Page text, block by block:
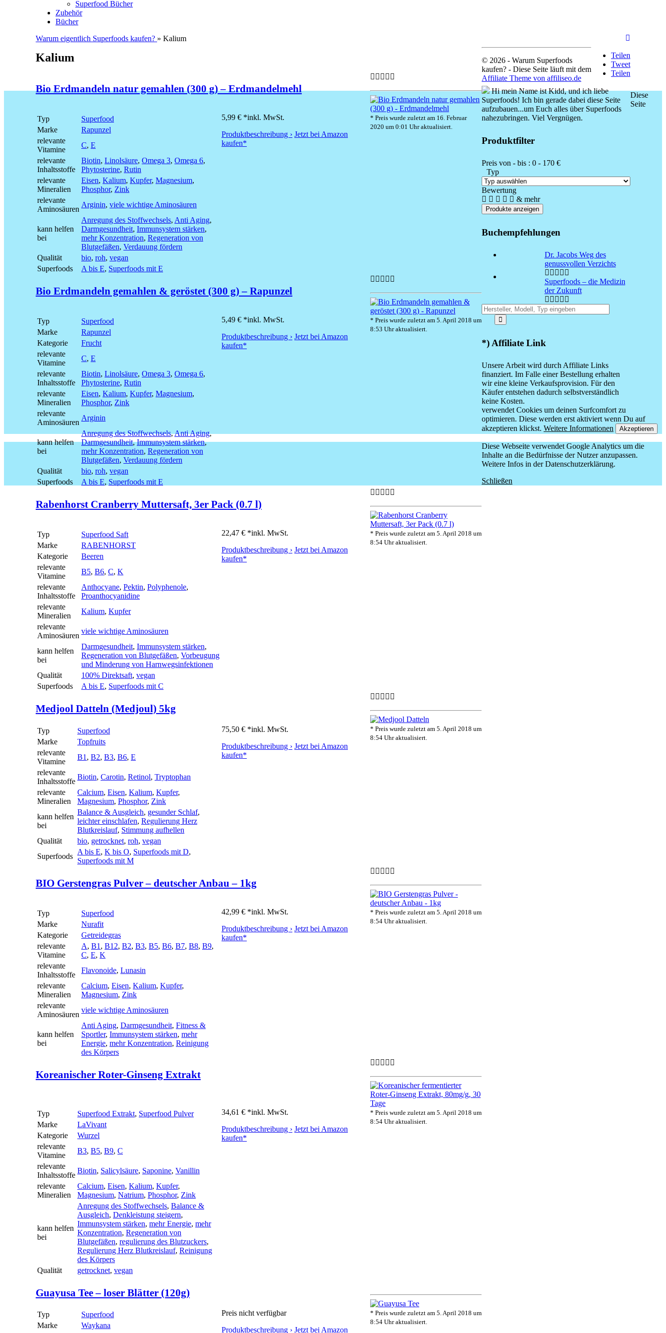
Superfood Bücher
Zubehör
Bücher
Warum eigentlich Superfoods kaufen? » Kalium
Teilen
Tweet
Teilen
Kalium
Bio Erdmandeln natur gemahlen (300 g) – Erdmandelmehl
Typ
Superfood
Marke
Rapunzel
relevante
Vitamine
C, E
relevante
Inhaltsstoffe
Biotin, Linolsäure, Omega 3, Omega 6,
Phytosterine, Rutin
relevante
Mineralien
Eisen, Kalium, Kupfer, Magnesium,
Phosphor, Zink
relevante
Aminosäuren
Arginin, viele wichtige Aminosäuren
kann helfen
bei
Anregung des Stoffwechsels, Anti Aging,
Darmgesundheit, Immunsystem stärken,
mehr Konzentration, Regeneration von
Blutgefäßen, Verdauung fördern
Qualität
bio, roh, vegan
Superfoods
A bis E, Superfoods mit E
5,99 € *inkl. MwSt.
Produktbeschreibung › Jetzt bei Amazon
kaufen*
* Preis wurde zuletzt am 16. Februar
2020 um 0:01 Uhr aktualisiert.
Bio Erdmandeln gemahlen & geröstet (300 g) – Rapunzel
Typ
Superfood
Marke
Rapunzel
Kategorie
Frucht
relevante
Vitamine
C, E
relevante
Inhaltsstoffe
Biotin, Linolsäure, Omega 3, Omega 6,
Phytosterine, Rutin
relevante
Mineralien
Eisen, Kalium, Kupfer, Magnesium,
Phosphor, Zink
relevante
Aminosäuren
Arginin
kann helfen
bei
Anregung des Stoffwechsels,Anti Aging,
Darmgesundheit,Immunsystem stärken,
mehr Konzentration, Regeneration von
Blutgefäßen, Verdauung fördern
Qualität
bio, roh, vegan
Superfoods
A bis E, Superfoods mit E
5,49 € *inkl. MwSt.
Produktbeschreibung › Jetzt bei Amazon
kaufen*
* Preis wurde zuletzt am 5. April 2018 um
8:53 Uhr aktualisiert.
Rabenhorst Cranberry Muttersaft, 3er Pack (0.7 l)
Typ
Superfood Saft
Marke
RABENHORST
Kategorie
Beeren
relevante
Vitamine
B5, B6, C, K
relevante
Inhaltsstoffe
Anthocyane, Pektin, Polyphenole,
Proanthocyanidine
relevante
Mineralien
Kalium, Kupfer
relevante
Aminosäuren
viele wichtige Aminosäuren
kann helfen
bei
Darmgesundheit, Immunsystem stärken,
Regeneration von Blutgefäßen, Vorbeugung
und Minderung von Harnwegsinfektionen
Qualität
100% Direktsaft, vegan
Superfoods
A bis E, Superfoods mit C
22,47 € *inkl. MwSt.
Produktbeschreibung › Jetzt bei Amazon
kaufen*
* Preis wurde zuletzt am 5. April 2018 um
8:54 Uhr aktualisiert.
Medjool Datteln (Medjoul) 5kg
Typ
Superfood
Marke
Topfruits
relevante
Vitamine
B1 , B2, B3, B6, E
relevante
Inhaltsstoffe
Biotin, Carotin, Retinol, Tryptophan
relevante
Mineralien
Calcium, Eisen, Kalium, Kupfer,
Magnesium, Phosphor, Zink
kann helfen
bei
Balance & Ausgleich, gesunder Schlaf,
leichter einschlafen, Regulierung Herz
Blutkreislauf, Stimmung aufhellen
Qualität
bio, getrocknet, roh, vegan
Superfoods
A bis E, K bis O, Superfoods mit D,
Superfoods mit M
75,50 € *inkl. MwSt.
Produktbeschreibung › Jetzt bei Amazon
kaufen*
* Preis wurde zuletzt am 5. April 2018 um
8:54 Uhr aktualisiert.
BIO Gerstengras Pulver – deutscher Anbau – 1kg
Typ
Superfood
Marke
Nurafit
Kategorie
Getreidegras
relevante
Vitamine
A, B1 , B12, B2, B3, B5, B6, B7, B8, B9,
C, E, K
relevante
Inhaltsstoffe
Flavonoide, Lunasin
relevante
Mineralien
Calcium, Eisen, Kalium, Kupfer,
Magnesium, Zink
relevante
Aminosäuren
viele wichtige Aminosäuren
kann helfen
bei
Anti Aging, Darmgesundheit, Fitness &
Sportler, Immunsystem stärken, mehr
Energie, mehr Konzentration, Reinigung
des Körpers
42,99 € *inkl. MwSt.
Produktbeschreibung › Jetzt bei Amazon
kaufen*
* Preis wurde zuletzt am 5. April 2018 um
8:54 Uhr aktualisiert.
Koreanischer Roter-Ginseng Extrakt
Typ Superfood Extrakt, Superfood Pulver
Marke
LaVivant
Kategorie
Wurzel
relevante
Vitamine
B3, B5, B9, C
relevante
Inhaltsstoffe
Biotin, Salicylsäure, Saponine, Vanillin
relevante
Mineralien
Calcium, Eisen, Kalium, Kupfer,
Magnesium, Natrium, Phosphor, Zink
kann helfen
bei
Anregung des Stoffwechsels, Balance &
Ausgleich, Denkleistung steigern,
Immunsystem stärken, mehr Energie, mehr
Konzentration, Regeneration von
Blutgefäßen, regulierung des Blutzuckers,
Regulierung Herz Blutkreislauf, Reinigung
des Körpers
Qualität
getrocknet, vegan
34,61 € *inkl. MwSt.
Produktbeschreibung › Jetzt bei Amazon
kaufen*
* Preis wurde zuletzt am 5. April 2018 um
8:54 Uhr aktualisiert.
Guayusa Tee – loser Blätter (120g)
Typ
Superfood
Marke
Waykana
Preis nicht verfügbar
Produktbeschreibung › Jetzt bei Amazon
* Preis wurde zuletzt am 5. April 2018 um
8:54 Uhr aktualisiert.
Hi mein Name ist Kidd, und ich liebe
Superfoods! Ich bin gerade dabei diese Seite
aufzubauen...um Euch alles über Superfoods
nahezubringen. Viel Vergnügen.
Produktfilter
Preis von - bis : 0 - 170 €
Typ
Bewertung
& mehr
Buchempfehlungen
Dr. Jacobs Weg des
genussvollen Verzichts
Superfoods – die Medizin
der Zukunft
*) Affiliate Link
Unsere Arbeit wird durch Affiliate Links
finanziert. Im Falle einer Bestellung erhalten
wir eine kleine Verkaufsprovision. Für den
Käufer entstehen dadurch selbstverständlich
keine Kosten.
© 2026 - Warum Superfoods
kaufen? - Diese Seite läuft mit dem
Affiliate Theme von affiliseo.de
Diese
Seite
verwendet Cookies um deinen Surfcomfort zu
optimieren. Diese werden erst aktiviert wenn Du auf
akzeptieren klickst. Weitere Informationen Akzeptieren
Diese Webseite verwendet Google Analytics um die
Inhalte an die Bedürfnisse der Nutzer anzupassen.
Weitere Infos in der Datenschutzerklärung.
Schließen